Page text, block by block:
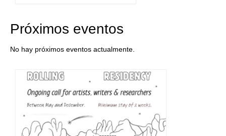
Próximos eventos
No hay próximos eventos actualmente.